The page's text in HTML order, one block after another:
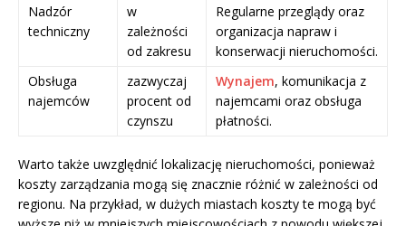
Nadzór
techniczny
w
zależności
od zakresu
Regularne przeglądy oraz
organizacja napraw i
konserwacji nieruchomości.
Obsługa
najemców
zazwyczaj
procent od
czynszu
Wynajem, komunikacja z
najemcami oraz obsługa
płatności.
Warto także uwzględnić lokalizację nieruchomości, ponieważ
koszty zarządzania mogą się znacznie różnić w zależności od
regionu. Na przykład, w dużych miastach koszty te mogą być